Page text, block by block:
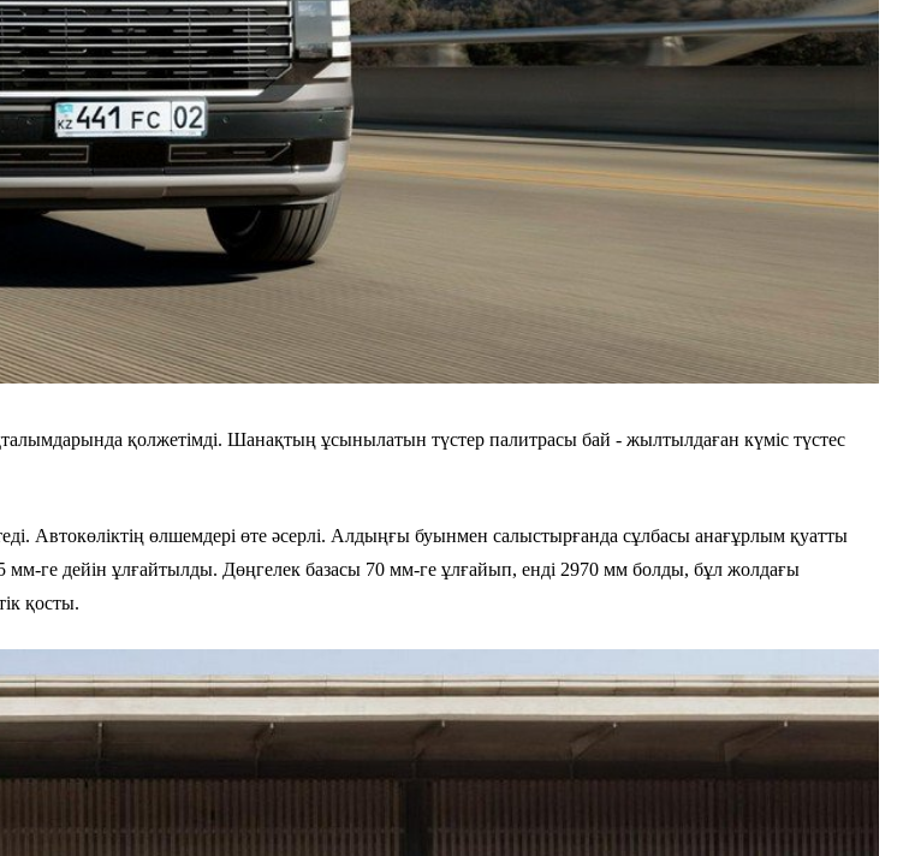
қолжетімді. Шанақтың ұсынылатын түстер палитрасы бай - жылтылдаған күміс түстес
Автокөліктің өлшемдері өте әсерлі. Алдыңғы буынмен салыстырғанда сұлбасы анағұрлым қуатты
мм-ге дейін ұлғайтылды. Дөңгелек базасы 70 мм-ге ұлғайып, енді 2970 мм болды, бұл жолдағы
қосты.